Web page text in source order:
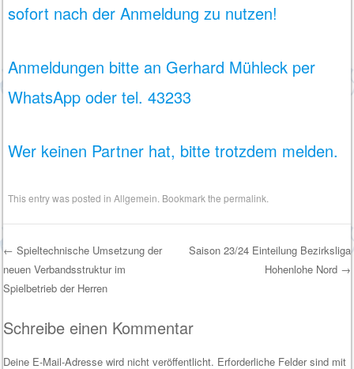
sofort nach der Anmeldung zu nutzen!
Anmeldungen bitte an Gerhard Mühleck per
WhatsApp oder tel. 43233
Wer keinen Partner hat, bitte trotzdem melden.
This entry was posted inAllgemein . Bookmark thepermalink
Post navigation
← Spieltechnische Umsetzung der
neuen Verbandsstruktur im
Spielbetrieb der Herren
Saison 23/24 Einteilung Bezirksliga
Hohenlohe Nord →
Schreibe einen Kommentar
Deine E-Mail-Adresse wird nicht veröffentlicht. Erforderliche Felder sind mit